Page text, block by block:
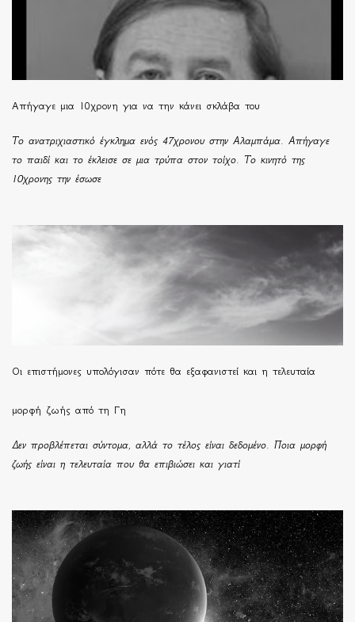
Απήγαγε μια 10χρονη για να την κάνει σκλάβα του
Το ανατριχιαστικό έγκλημα ενός 47χρονου στην Αλαμπάμα. Απήγαγε
το παιδί και το έκλεισε σε μια τρύπα στον τοίχο. Το κινητό της
10χρονης την έσωσε
Οι επιστήμονες υπολόγισαν πότε θα εξαφανιστεί και η τελευταία
μορφή ζωής από τη Γη
Δεν προβλέπεται σύντομα, αλλά το τέλος είναι δεδομένο. Ποια μορφή
ζωής είναι η τελευταία που θα επιβιώσει και γιατί